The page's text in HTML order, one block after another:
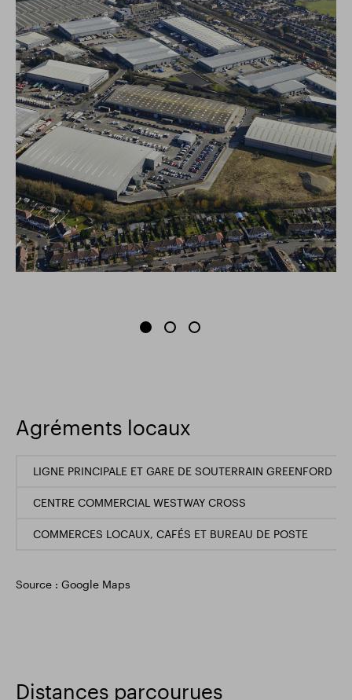
Agréments locaux
LIGNE PRINCIPALE ET GARE DE SOUTERRAIN GREENFORD
CENTRE COMMERCIAL WESTWAY CROSS
COMMERCES LOCAUX, CAFÉS ET BUREAU DE POSTE
Source : Google Maps
Distances parcourues